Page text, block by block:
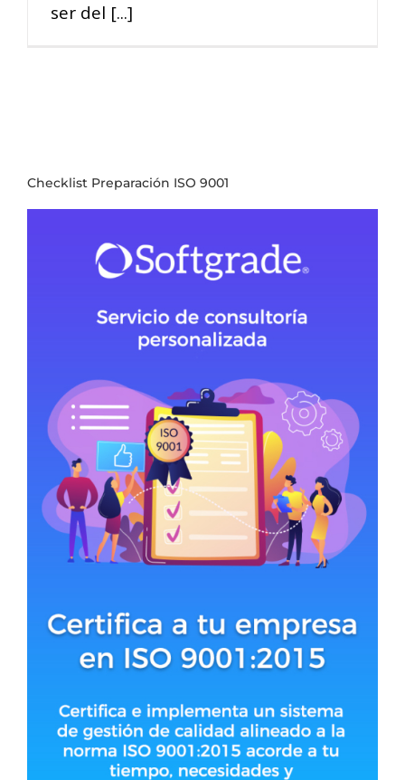
ser del [...]
Checklist Preparación ISO 9001